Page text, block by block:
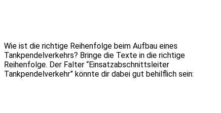
Wie ist die richtige Reihenfolge beim Aufbau eines
Tankpendelverkehrs? Bringe die Texte in die richtige
Reihenfolge. Der Falter “Einsatzabschnittsleiter
Tankpendelverkehr” könnte dir dabei gut behilflich sein: